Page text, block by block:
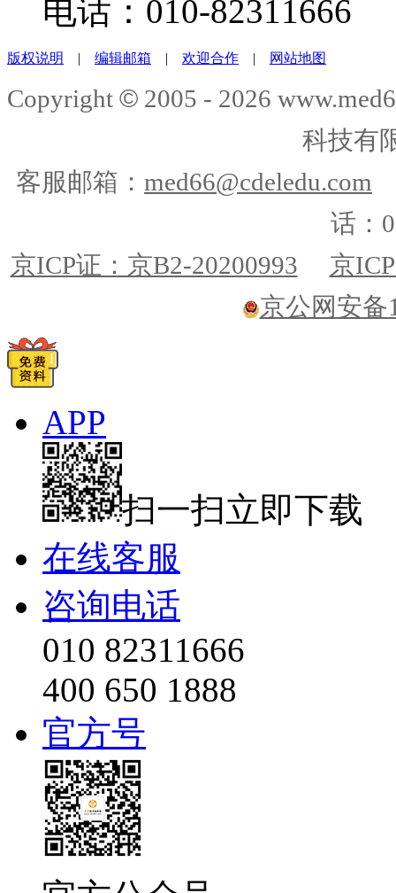
电话：010-82311666
版权说明 | 编辑邮箱 | 欢迎合作 | 网站地图
Copyright © 2005 - 2026
科技有
客服邮箱： med66@cdeledu.com
话：
京ICP证：京B2-20200993
京
京公网安备
APP
扫一扫立即下载
在线客服
咨询电话
010 82311666
400 650 1888
官方号